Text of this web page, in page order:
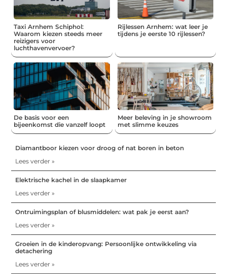
Taxi Arnhem Schiphol:
Waarom kiezen steeds meer
reizigers voor
luchthavenvervoer?
Rijlessen Arnhem: wat leer je
tijdens je eerste 10 rijlessen?
De basis voor een
bijeenkomst die vanzelf loopt
Meer beleving in je showroom
met slimme keuzes
Diamantboor kiezen voor droog of nat boren in beton
Lees verder »
Elektrische kachel in de slaapkamer
Lees verder »
Ontruimingsplan of blusmiddelen: wat pak je eerst aan?
Lees verder »
Groeien in de kinderopvang: Persoonlijke ontwikkeling via
detachering
Lees verder »